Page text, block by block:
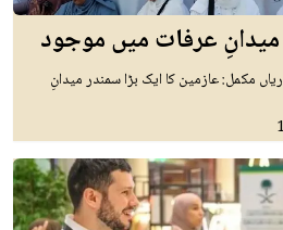
عرفات میں موجود
مکمل: عازمین کا ایک بڑا سمندر میدانِ